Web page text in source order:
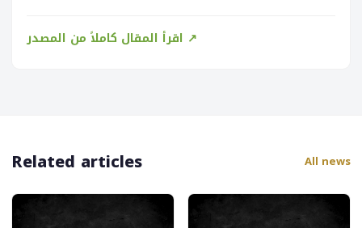
اقرأ المقال كاملاً من المصدر ↗
Related articles All news